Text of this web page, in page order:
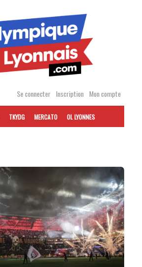
Se connecter Inscription Mon compte
TKYDG MERCATO OL LYONNES